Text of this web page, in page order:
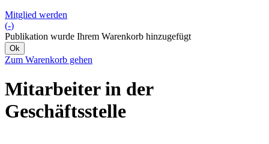
Mitglied werden
(-)
Publikation wurde Ihrem Warenkorb hinzugefügt
Ok
Zum Warenkorb gehen
Mitarbeiter in der
Geschäftsstelle